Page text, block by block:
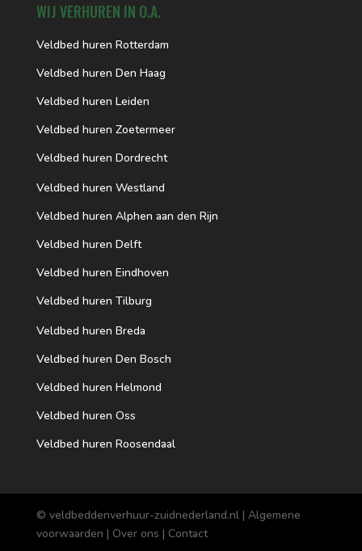
WIJ VERHUREN IN O.A.
Veldbed huren Rotterdam
Veldbed huren Den Haag
Veldbed huren Leiden
Veldbed huren Zoetermeer
Veldbed huren Dordrecht
Veldbed huren Westland
Veldbed huren Alphen aan den Rijn
Veldbed huren Delft
Veldbed huren Eindhoven
Veldbed huren Tilburg
Veldbed huren Breda
Veldbed huren Den Bosch
Veldbed huren Helmond
Veldbed huren Oss
Veldbed huren Roosendaal
© veldbeddenverhuur-zuidnederland.nl | Algemene
voorwaarden | Over ons | Contact